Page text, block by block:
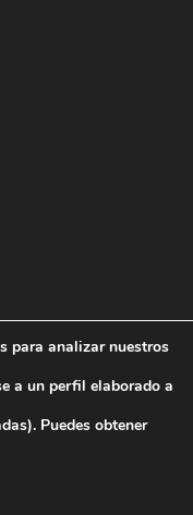
para analizar nuestros
a un perfil elaborado a
Puedes obtener